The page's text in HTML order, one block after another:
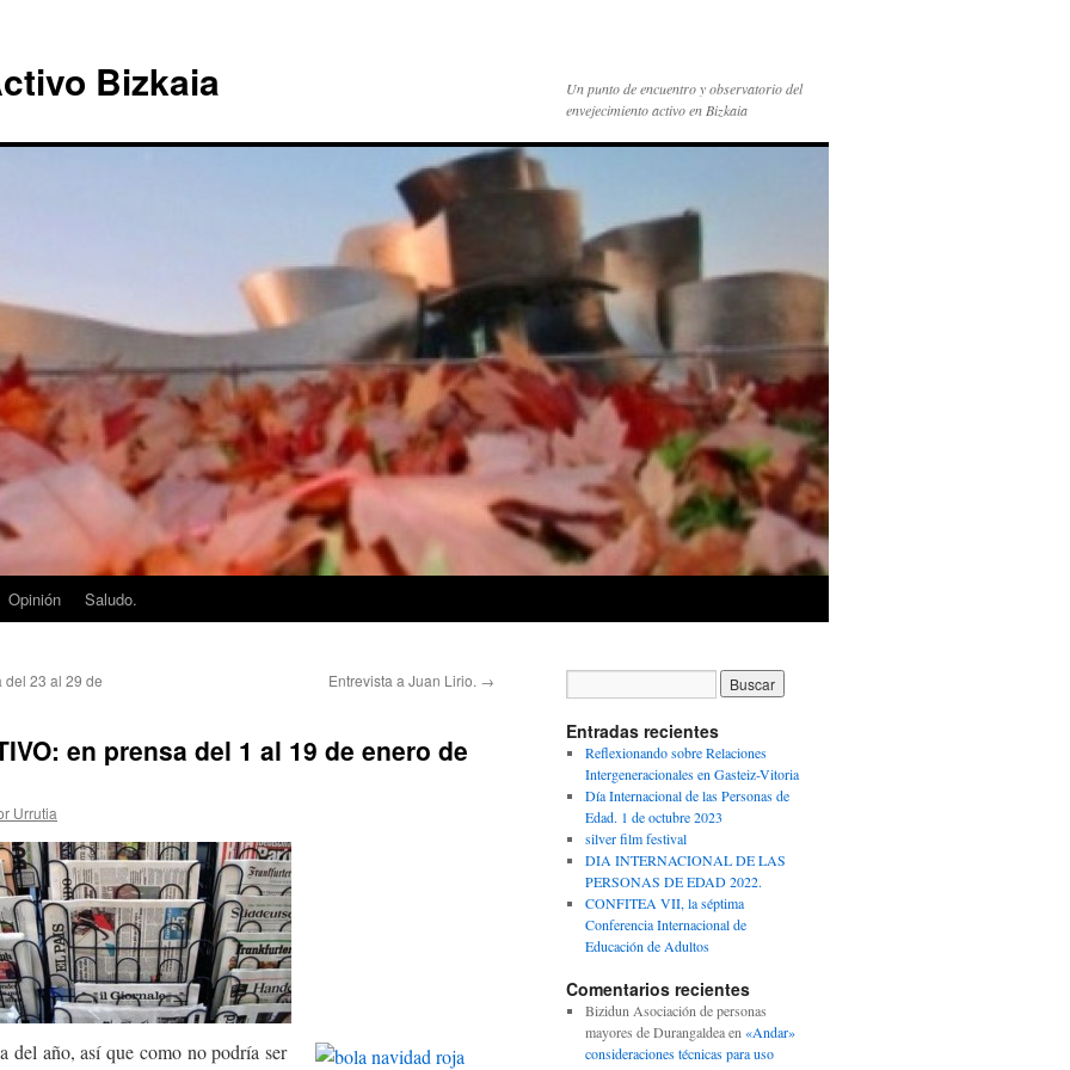
Bizkaia
Un punto de encuentro y observatorio del
envejecimiento activo en Bizkaia
Opinión Saludo.
del 23 al 29 de
Entrevista a Juan Lirio. →
en prensa del 1 al 19 de enero de
Urrutia
del año, así que como no podría ser
Entradas recientes
Reflexionando sobre Relaciones
Intergeneracionales en Gasteiz-Vitoria
Día Internacional de las Personas de
Edad. 1 de octubre 2023
silver film festival
DIA INTERNACIONAL DE LAS
PERSONAS DE EDAD 2022.
CONFITEA VII, la séptima
Conferencia Internacional de
Educación de Adultos
Comentarios recientes
Bizidun Asociación de personas
mayores de Durangaldeaen «Andar»
consideraciones técnicas para uso